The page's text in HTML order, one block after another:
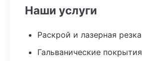
Наши услуги
Раскрой и лазерная резка
Гальванические покрытия